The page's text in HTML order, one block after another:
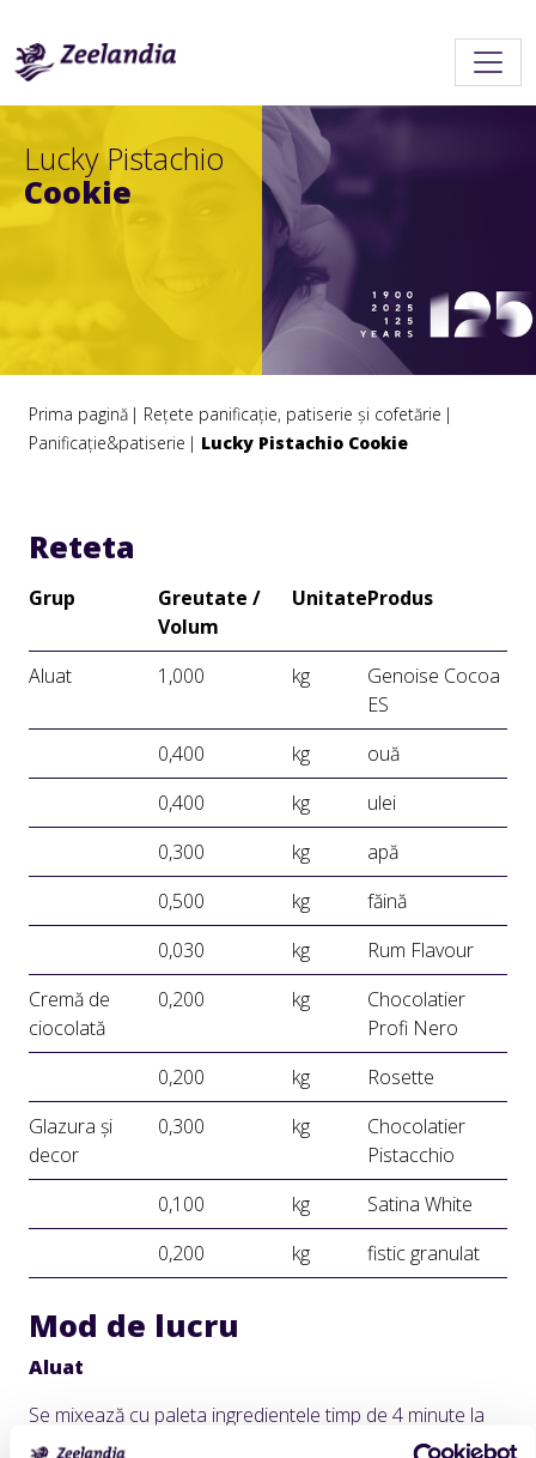
Lucky Pistachio
Cookie
Prima pagină
Rețete panificație, patiserie și cofetărie
Panificație&patiserie
Lucky Pistachio Cookie
Reteta
Grup
Greutate /
Volum
UnitateProdus
Aluat 1,000 kg
Genoise Cocoa
ES
0,400
kg
ouă
0,400
kg
ulei
0,300
kg
apă
0,500
kg
făină
0,030
kg
Rum Flavour
Cremă de
ciocolată
0,200 kg
Chocolatier
Profi Nero
0,200
kg
Rosette
Glazura și
decor
0,300 kg
Chocolatier
Pistacchio
0,100
kg
Satina White
0,200
kg fistic granulat
Mod de lucru
Aluat
Se mixează cu paleta ingredientele timp de 4 minute la
viteză medie. Compoziția se toarnă în tava 60/40,